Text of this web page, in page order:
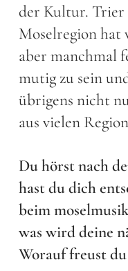
der Kultur. Trier
Moselregion hat
aber manchmal
mutig zu sein
übrigens nicht
aus vielen
Du hörst nach
hast du dich
beim
was wird deine
Worauf freust